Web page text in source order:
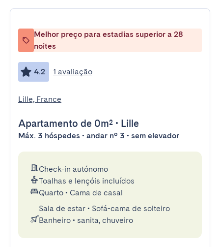
Melhor preço para estadias superior a 28
noites
4.2 1 avaliação
Lille, France
Apartamento de 0m² • Lille
Máx. 3 hóspedes • andar nº 3 • sem elevador
Check-in autónomo
Toalhas e lençóis incluídos
Quarto • Cama de casal
Sala de estar • Sofá-cama de solteiro
Banheiro • sanita, chuveiro